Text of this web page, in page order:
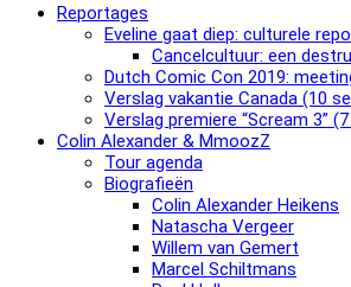
Reportages
Eveline gaat diep: culturele
Cancelcultuur: een
Dutch Comic Con 2019:
Verslag vakantie Canada (10
Verslag premiere “Scream 3”
Colin Alexander & MmoozZ
Tour agenda
Biografieën
Colin Alexander Heikens
Natascha Vergeer
Willem van Gemert
Marcel Schiltmans